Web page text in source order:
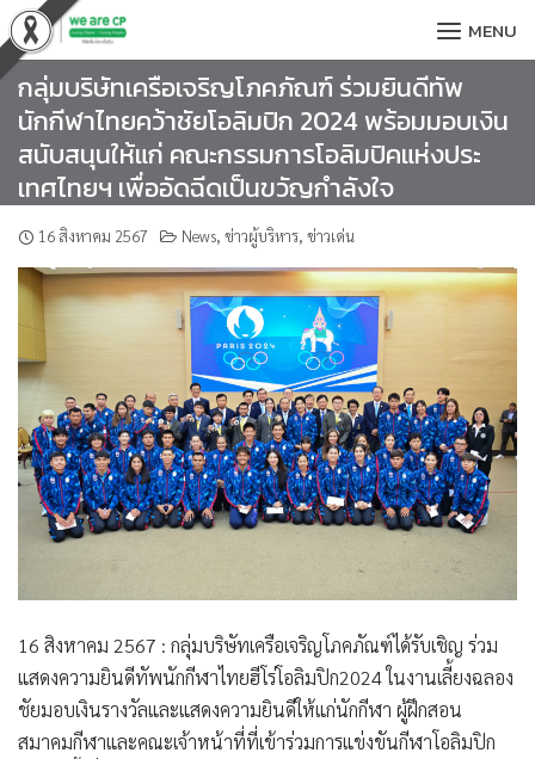
Skip
to
content
MENU
กลุ่มบริษัทเครือเจริญโภคภัณฑ์ ร่วมยินดีทัพ
นักกีฬาไทยคว้าชัยโอลิมปิก 2024 พร้อมมอบเงิน
สนับสนุนให้แก่ คณะกรรมการโอลิมปิคแห่งประ
เทศไทยฯ เพื่ออัดฉีดเป็นขวัญกำลังใจ
16 สิงหาคม 2567 News, ข่าวผู้บริหาร, ข่าวเด่น
16 สิงหาคม 2567 : กลุ่มบริษัทเครือเจริญโภคภัณฑ์ได้รับเชิญ ร่วม
แสดงความยินดีทัพนักกีฬาไทยฮีโร่โอลิมปิก2024 ในงานเลี้ยงฉลอง
ชัยมอบเงินรางวัลและแสดงความยินดีให้แก่นักกีฬา ผู้ฝึกสอน
สมาคมกีฬาและคณะเจ้าหน้าที่ที่เข้าร่วมการแข่งขันกีฬาโอลิมปิก